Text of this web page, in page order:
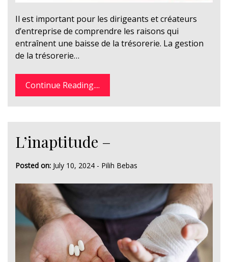
Il est important pour les dirigeants et créateurs
d’entreprise de comprendre les raisons qui
entraînent une baisse de la trésorerie. La gestion
de la trésorerie…
Continue Reading....
L’inaptitude –
Posted on: July 10, 2024 - Pilih Bebas